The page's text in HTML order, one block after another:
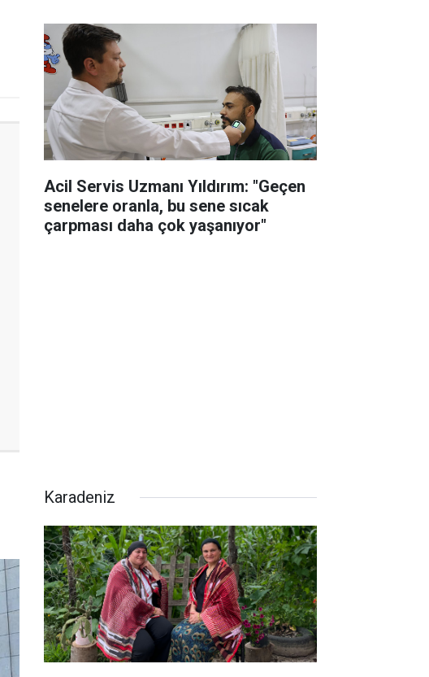
Acil Servis Uzmanı Yıldırım: "Geçen
senelere oranla, bu sene sıcak
çarpması daha çok yaşanıyor"
Karadeniz